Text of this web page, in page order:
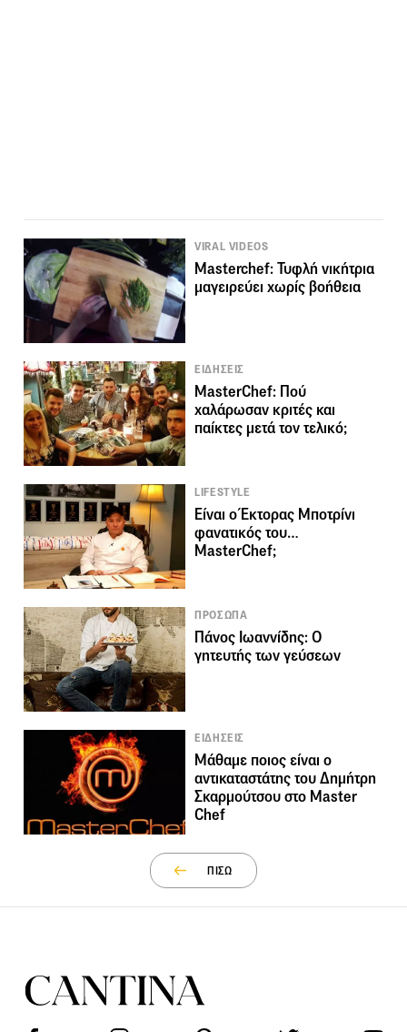
VIRAL VIDEOS
Masterchef: Τυφλή νικήτρια
μαγειρεύει χωρίς βοήθεια
ΕΙΔΗΣΕΙΣ
MasterChef: Πού
χαλάρωσαν κριτές και
παίκτες μετά τον τελικό;
LIFESTYLE
Είναι ο Έκτορας Μποτρίνι
φανατικός του…
MasterChef;
ΠΡΟΣΩΠΑ
Πάνος Ιωαννίδης: Ο
γητευτής των γεύσεων
ΕΙΔΗΣΕΙΣ
Μάθαμε ποιος είναι ο
αντικαταστάτης του Δημήτρη
Σκαρμούτσου στο Master
Chef
ΠΙΣΩ